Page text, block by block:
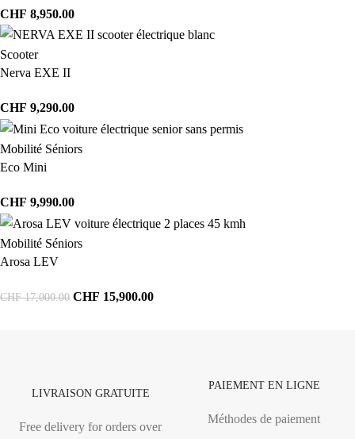
CHF 8,950.00
Scooter
Nerva EXE II
CHF 9,290.00
Mobilité Séniors
Eco Mini
CHF 9,990.00
Mobilité Séniors
Arosa LEV
CHF17,000.00 CHF 15,900.00
LIVRAISON GRATUITE
Free delivery for orders over
PAIEMENT EN LIGNE
Méthodes de paiement